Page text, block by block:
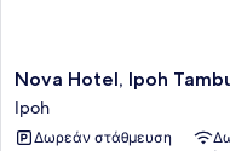
Nova
Hotel,
Ipoh
Tambun
Nova Hotel, Ipoh
Ipoh
Δωρεάν στάθμευση